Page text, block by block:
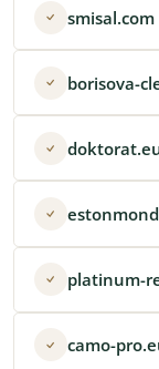
smisal.com
borisova-
platinum-
camo-